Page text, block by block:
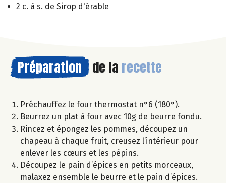
2 c. à s. de Sirop d'érable
Préparation de la recette
Préchauffez le four thermostat n°6 (180°).
Beurrez un plat à four avec 10g de beurre fondu.
Rincez et épongez les pommes, découpez un
chapeau à chaque fruit, creusez l’intérieur pour
enlever les cœurs et les pépins.
Découpez le pain d’épices en petits morceaux,
malaxez ensemble le beurre et le pain d’épices.